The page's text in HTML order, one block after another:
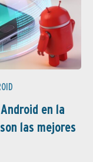
en la
las mejores